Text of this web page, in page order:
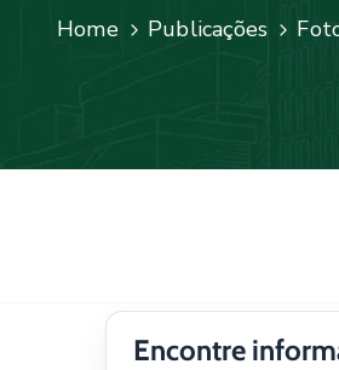
Home Publicações
Encontre